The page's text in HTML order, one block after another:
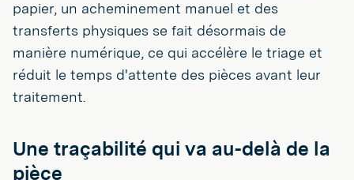
papier, un acheminement manuel et des
transferts physiques se fait désormais de
manière numérique, ce qui accélère le triage et
réduit le temps d'attente des pièces avant leur
traitement.
Une traçabilité qui va au-delà de la
pièce